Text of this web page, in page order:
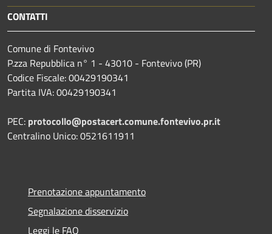
CONTATTI
Comune di Fontevivo
P.zza Repubblica n° 1 - 43010 - Fontevivo (PR)
Codice Fiscale: 00429190341
Partita IVA: 00429190341
PEC: protocollo@postacert.comune.fontevivo.pr.it
Centralino Unico: 0521611911
Prenotazione appuntamento
Segnalazione disservizio
Leggi le FAQ